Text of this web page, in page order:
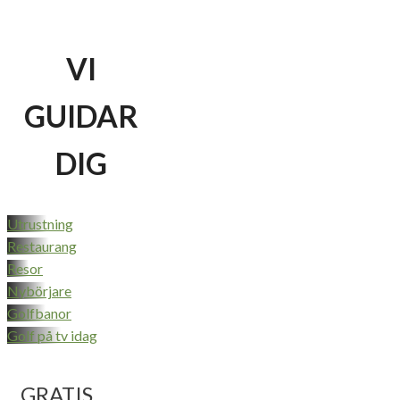
VI
GUIDAR
DIG
Utrustning
Restaurang
Resor
Nybörjare
Golfbanor
Golf på tv idag
GRATIS